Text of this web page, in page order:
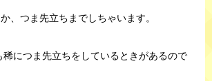
、つま先立ちまでしちゃいます。
につま先立ちをしているときがあるので